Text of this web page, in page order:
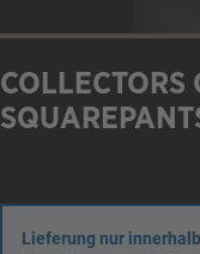
Lieferung nur